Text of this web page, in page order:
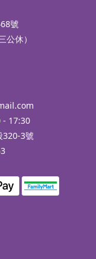
號
休）
- 17:30
320-3號